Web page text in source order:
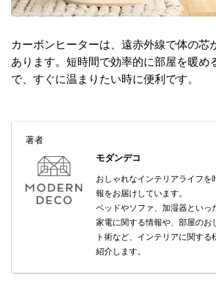
カーボンヒーターは、遠赤外線で体の芯
あります。短時間で効率的に部屋を暖め
で、すぐに温まりたい時に便利です。
著者
モダンデコ
おしゃれなインテリアライフを
報をお届けしています。
ベッドやソファ、加湿器といっ
家電に関する情報や、部屋のお
ト術など、インテリアに関する
紹介します。